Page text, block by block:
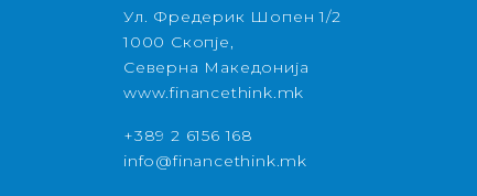
Ул. Фредерик Шопен 1/2
1000 Скопје,
Северна Македонија
www.financethink.mk
+389 2 6156 168
info@financethink.mk